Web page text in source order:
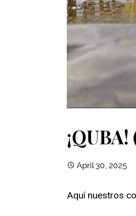
April 30, 2025
Aquí nuestros